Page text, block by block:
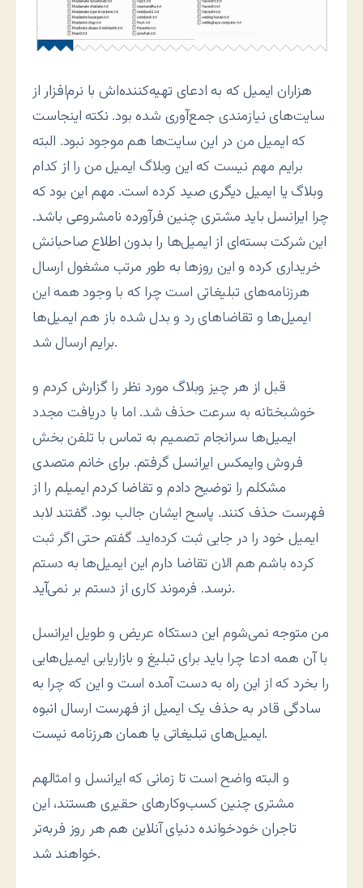
هزاران ایمیل که به ادعای تهیه‌کننده‌اش با نرم‌افزار از
سایت‌های نیازمندی جمع‌آوری شده بود. نکته اینجاست
که ایمیل من در این سایت‌ها هم موجود نبود. البته
برایم مهم نیست که این وبلاگ ایمیل من را از کدام
وبلاگ یا ایمیل دیگری صید کرده است. مهم این بود که
چرا ایرانسل باید مشتری چنین فرآورده نامشروعی باشد.
این شرکت بسته‌ای از ایمیل‌ها را بدون اطلاع صاحبانش
خریداری کرده و این روزها به طور مرتب مشغول ارسال
هرزنامه‌های تبلیغاتی است چرا که با وجود همه این
ایمیل‌ها و تقاضاهای رد و بدل شده باز هم ایمیل‌ها
برایم ارسال شد.
قبل از هر چیز وبلاگ مورد نظر را گزارش کردم و
خوشبختانه به سرعت حذف شد. اما با دریافت مجدد
ایمیل‌ها سرانجام تصمیم به تماس با تلفن بخش
فروش وایمکس ایرانسل گرفتم. برای خانم متصدی
مشکلم را توضیح دادم و تقاضا کردم ایمیلم را از
فهرست حذف کنند. پاسح ایشان جالب بود. گفتند لابد
ایمیل خود را در جایی ثبت کرده‌اید. گفتم حتی اگر ثبت
کرده باشم هم الان تقاضا دارم این ایمیل‌ها به دستم
نرسد. فرموند کاری از دستم بر نمی‌آید.
من متوجه نمی‌شوم این دستکاه عریض و طویل ایرانسل
با آن همه ادعا چرا باید برای تبلیغ و بازاریابی ایمیل‌هایی
را بخرد که از این راه به دست آمده است و این که چرا به
سادگی قادر به حذف یک ایمیل از فهرست ارسال انبوه
ایمیل‌های تبلیغاتی یا همان هرزنامه نیست.
و البته واضح است تا زمانی که ایرانسل و امثالهم
مشتری چنین کسب‌وکارهای حقیری هستند، این
تاجران خودخوانده دنیای آنلاین هم هر روز فربه‌تر
خواهند شد.